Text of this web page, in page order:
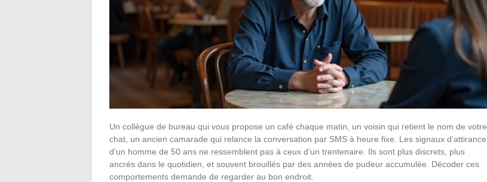
Un collègue de bureau qui vous propose un café chaque matin, un voisin qui retient le nom de votre
chat, un ancien camarade qui relance la conversation par SMS à heure fixe. Les signaux d’attirance
d’un homme de 50 ans ne ressemblent pas à ceux d’un trentenaire. Ils sont plus discrets, plus
ancrés dans le quotidien, et souvent brouillés par des années de pudeur accumulée. Décoder ces
comportements demande de regarder au bon endroit.